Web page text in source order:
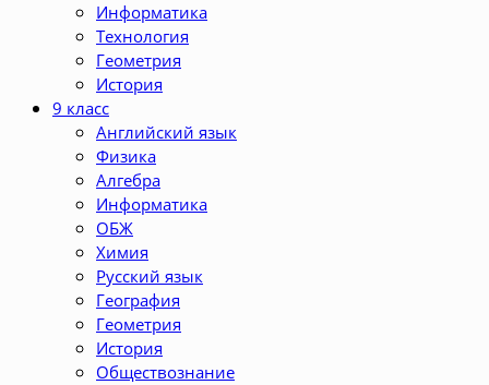
Информатика
Технология
Геометрия
История
9 класс
Английский язык
Физика
Алгебра
Информатика
ОБЖ
Химия
Русский язык
География
Геометрия
История
Обществознание